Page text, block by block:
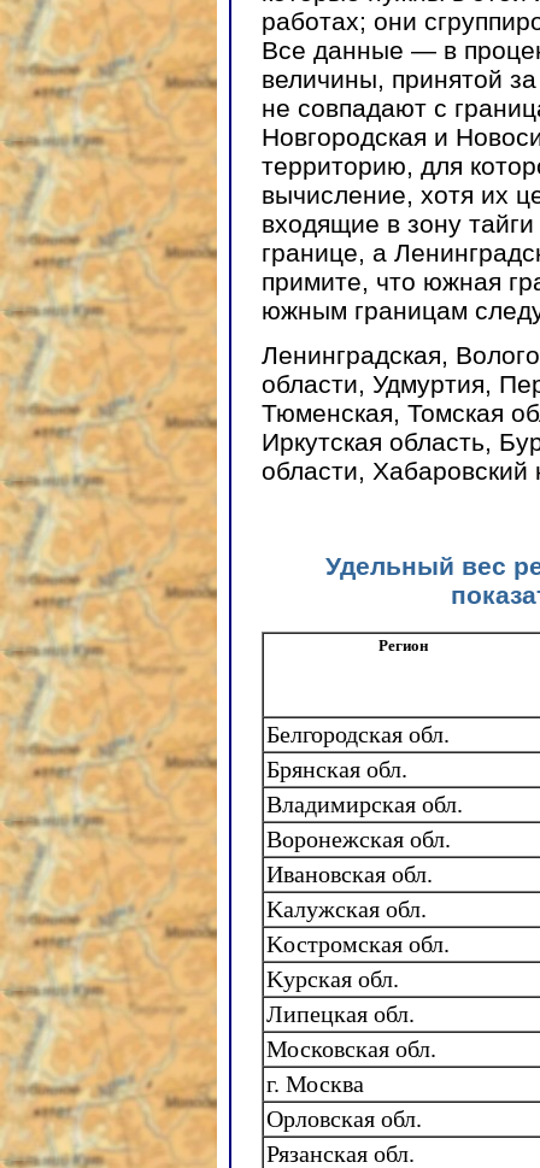
работах; они
Все данные — в
величины, принятой
не совпадают с
Новгородская и
территорию, для
вычисление, хотя их
входящие в зону
границе, а
примите, что южная
южным границам
Ленинградская,
области, Удмуртия,
Тюменская, Томская
Иркутская область,
области, Хабаровский
Удельный вес
Регион
Белгородская обл.
Брянская обл.
Владимирская обл.
Воронежская обл.
Ивановская обл.
Kалужская обл.
Kостромская обл.
Kурская обл.
Липецкая обл.
Московская обл.
г. Москва
Орловская обл.
Рязанская обл.